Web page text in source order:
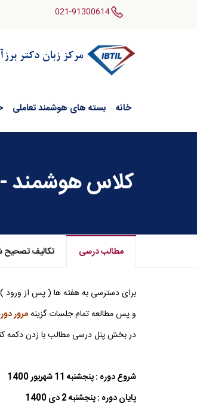
021-91300614
خانه بسته های هوشمند تعاملی
کلاس هوشمند -
مطالب درسی تکالیف تصحیح
برای دسترسی به هفته ها ( پس از ورود
و پس مطالعه تمام جلسات گزینهمرور
در بخش پنل درسی مطالب با زدن دکمه
شروع دوره : پنجشنبه 11 شهریور 1400
پایان دوره : پنجشنبه 2 دی 1400